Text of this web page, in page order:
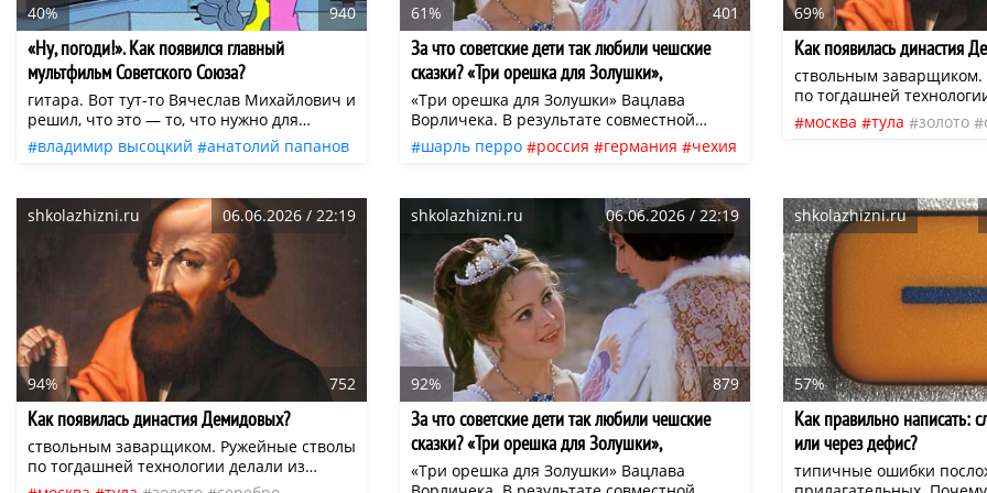
40% 940
«Ну, погоди!». Как появился главный
мультфильм Советского Союза?
гитара. Вот тут-то Вячеслав Михайлович и
решил, что это — то, что нужно для
создания образа. Сын Котёночкина,
Алексей, также вспоминал, что Волк
1942 года «Котовский».
владимир высоцкий
анатолий папанов
союзмультфильм
американская
нео
армянская
61% 401
За что советские дети так любили чешские
сказки? «Три орешка для Золушки»,
«Златовласка» и другие…
«Три орешка для Золушки» Вацлава
Ворличека. В результате совместной
работы чешских и немецких
кинематографистов получилась
потрясающих пейзажей Шумавы на
границе Чехии и Баварии. Действие
сказки происходит в настоящих замках —
замке Морицбург и замке чешского
Швихова.
шарль перро россия германия
чехия
сказки
детский кинематограф
69%
Как появилась династия
ствольным
по тогдашней
листовой стали, ее
потом сваривали края
оружии того времени
него зависело, будут
их разорвет при
москва тула золото
shkolazhizni.ru 06.06.2026 / 22:19
94% 752
Как появилась династия Демидовых?
ствольным заварщиком. Ружейные стволы
по тогдашней технологии делали из
листовой стали, ее сгибали в трубку, а
shkolazhizni.ru 06.06.2026 / 22:19
92% 879
За что советские дети так любили чешские
сказки? «Три орешка для Золушки»,
«Златовласка» и другие…
«Три орешка для Золушки» Вацлава
shkolazhizni.ru
57%
Как правильно написать:
или через дефис?
типичные ошибки